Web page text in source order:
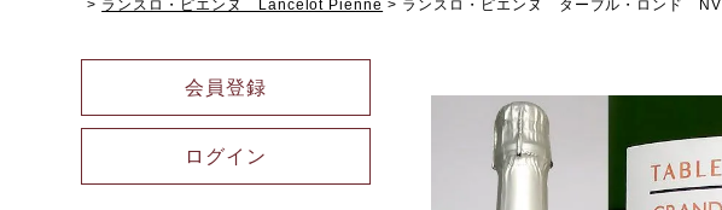
ランスロ・ピエンヌ Lancelot Pienne
ランスロ・ピエンヌ ターブル・ロンド NV
会員登録
ログイン